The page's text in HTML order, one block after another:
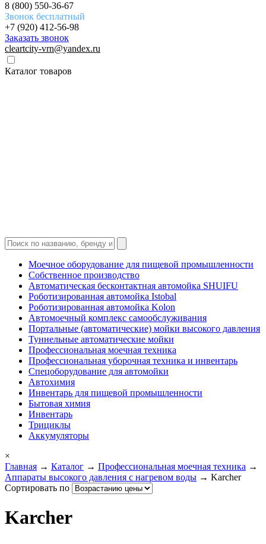
8 (800) 550-36-67
Звонок бесплатный
+7 (920) 412-56-98
Заказать звонок
cleartcity-vrn@yandex.ru
Каталог товаров
Моечное оборудование для пищевой промышленности
Собственное производство
Автоматическая бесконтактная автомойка SHUIFU
Роботизированная автомойка Istobal
Роботизированная автомойка Kolon
Автомоечный комплекс самообслуживания
Портальные (автоматические) мойки высокого давления
Туннельные автоматические мойки
Профессиональная моечная техника
Профессиональная уборочная техника и инвентарь
Спецоборудование для автомойки
Автохимия
Инвентарь для пищевой промышленности
Бытовая химия
Инвентарь
Трициклы
Аккумуляторы
×
Главная → Каталог → Профессиональная моечная техника →
Аппараты высокого давления с нагревом воды → Karcher
Сортировать по
Karcher